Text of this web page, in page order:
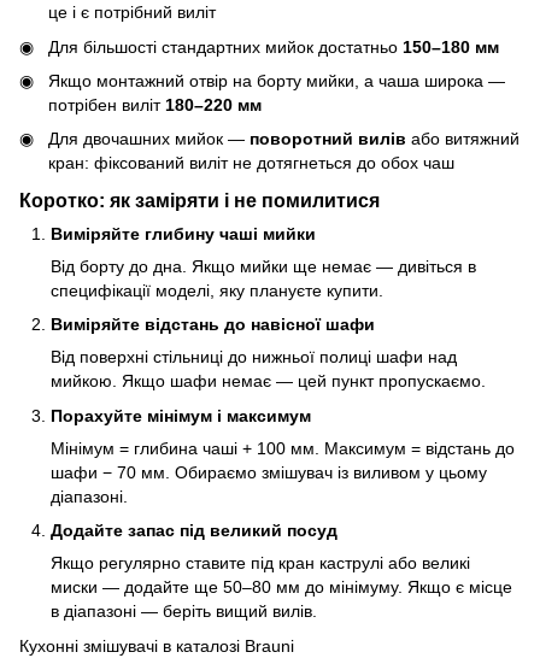
це і є потрібний виліт
Для більшості стандартних мийок достатньо 150–180 мм
Якщо монтажний отвір на борту мийки, а чаша широка —
потрібен виліт 180–220 мм
Для двочашних мийок — поворотний вилів або витяжний
кран: фіксований виліт не дотягнеться до обох чаш
Коротко: як заміряти і не помилитися
Виміряйте глибину чаші мийки
Від борту до дна. Якщо мийки ще немає — дивіться в
специфікації моделі, яку плануєте купити.
Виміряйте відстань до навісної шафи
Від поверхні стільниці до нижньої полиці шафи над
мийкою. Якщо шафи немає — цей пункт пропускаємо.
Порахуйте мінімум і максимум
Мінімум = глибина чаші + 100 мм. Максимум = відстань до
шафи − 70 мм. Обираємо змішувач із виливом у цьому
діапазоні.
Додайте запас під великий посуд
Якщо регулярно ставите під кран каструлі або великі
миски — додайте ще 50–80 мм до мінімуму. Якщо є місце
в діапазоні — беріть вищий вилів.
Кухонні змішувачі в каталозі Brauni